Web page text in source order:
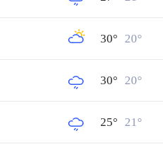
30° 20°
30° 20°
25° 21°